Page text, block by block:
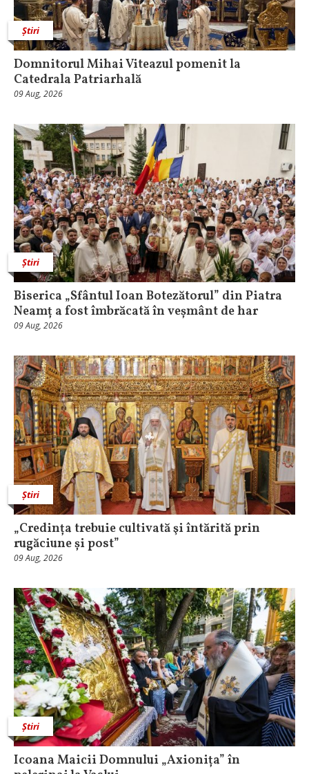
Știri
Domnitorul Mihai Viteazul pomenit la
Catedrala Patriarhală
09 Aug, 2026
Știri
Biserica „Sfântul Ioan Botezătorul” din Piatra
Neamț a fost îmbrăcată în veșmânt de har
09 Aug, 2026
Știri
„Credința trebuie cultivată şi întărită prin
rugăciune și post”
09 Aug, 2026
Știri
Icoana Maicii Domnului „Axionița” în